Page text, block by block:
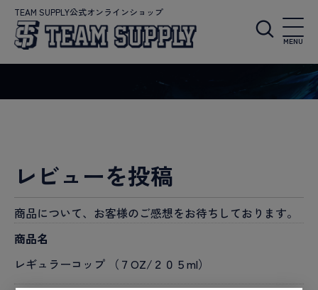
TEAM SUPPLY公式オンラインショップ
MENU
レビューを投稿
商品について、お客様のご感想をお待ちしております。
商品名
レギュラーコップ （７OZ/２０５ml）